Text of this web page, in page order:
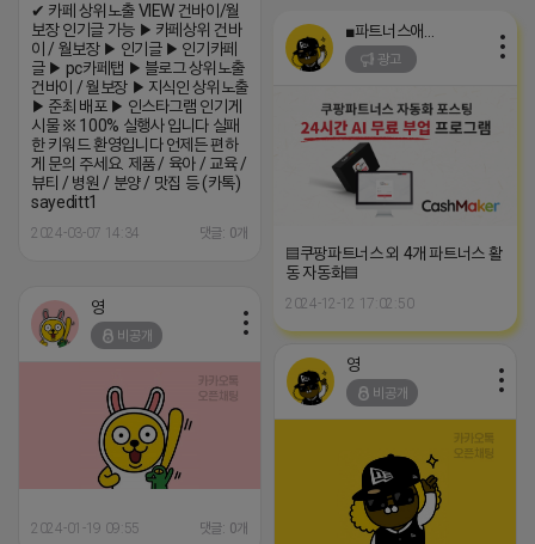
✔ 카페 상위노출 VIEW 건바이/월
보장 인기글 가능 ▶ 카페상위 건바
이 / 월보장 ▶ 인기글 ▶ 인기카페
글 ▶ pc카페탭 ▶ 블로그 상위노출
건바이 / 월보장 ▶ 지식인 상위노출
▶ 준최 배포 ▶ 인스타그램 인기게
시물 ※ 100% 실행사 입니다 실패
한 키워드 환영입니다 언제든 편하
게 문의 주세요. 제품 / 육아 / 교육 /
뷰티 / 병원 / 분양 / 맛집 등 (카톡)
sayeditt1
2024-03-07 14:34 댓글: 0개
광고
▤쿠팡파트너스 외 4개 파트너스 활
동 자동화▤
2024-12-12 17:02:50
영
비공개
2024-01-19 09:55 댓글: 0개
영
비공개